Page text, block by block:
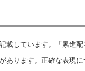
載しています。「累進
あります。正確な表現